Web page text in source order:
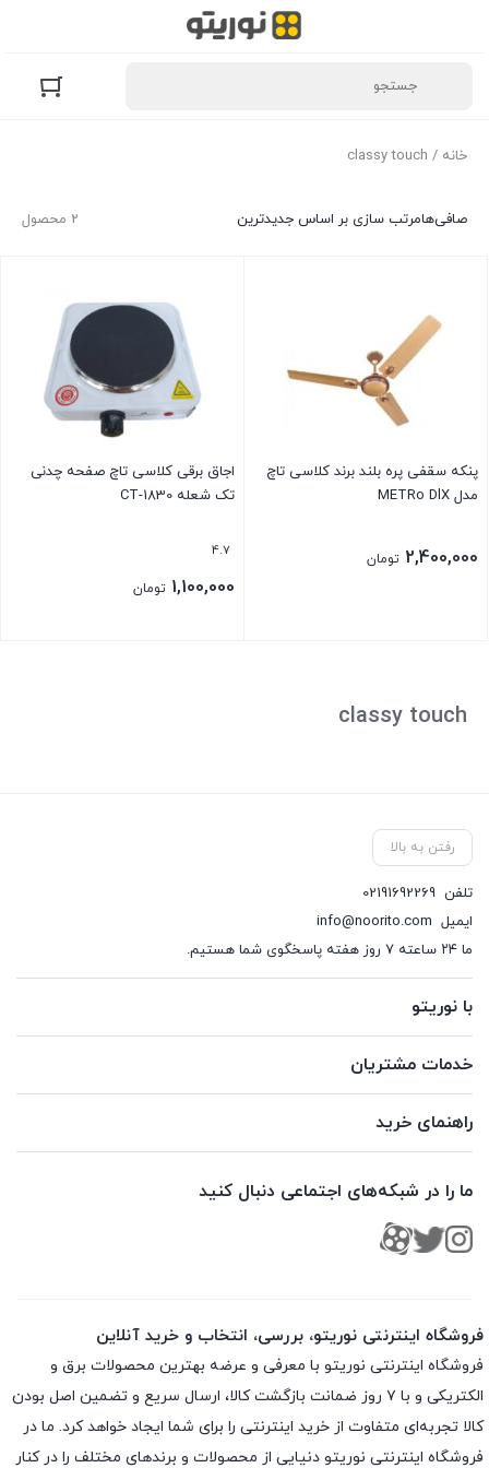
خانه / classy touch
2 محصول صافی‌هامرتب سازی بر اساس جدیدترین
پنکه سقفی پره بلند برند کلاسی تاچ
مدل METRo DlX
2,400,000 تومان
اجاق برقی کلاسی تاچ صفحه چدنی
تک شعله CT-1830
4.7
1,100,000 تومان
classy touch
رفتن به بالا
تلفن 02191692269
ایمیل info@noorito.com
ما ۲۴ ساعته ۷ روز هفته پاسخگوی شما هستیم.
با نوریتو
خدمات مشتریان
راهنمای خرید
ما را در شبکه‌های اجتماعی دنبال کنید
فروشگاه اینترنتی نوریتو، بررسی، انتخاب و خرید آنلاین
فروشگاه اینترنتی نوریتو با معرفی و عرضه بهترین محصولات برق و
الکتریکی و با ۷ روز ضمانت بازگشت کالا، ارسال سریع و تضمین اصل بودن
کالا تجربه‌ای متفاوت از خرید اینترنتی را برای شما ایجاد خواهد کرد. ما در
فروشگاه اینترنتی نوریتو دنیایی از محصولات و برندهای مختلف را در کنار